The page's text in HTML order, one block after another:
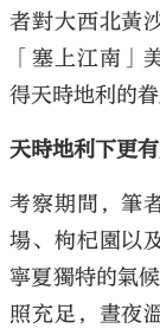
者對大西北黃
「塞上江南」
得天時地利的
天時地利下更
考察期間，筆
場、枸杞園以
寧夏獨特的氣
照充足，晝夜